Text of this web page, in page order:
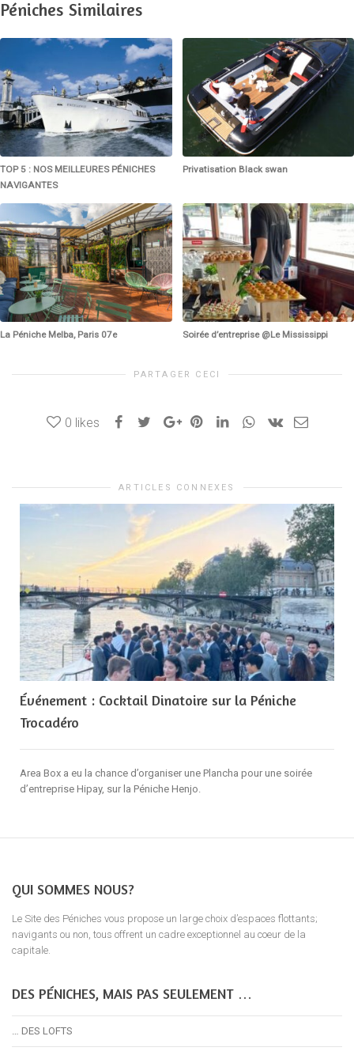
Péniches Similaires
TOP 5 : NOS MEILLEURES PÉNICHES
NAVIGANTES
Privatisation Black swan
La Péniche Melba, Paris 07e Soirée d’entreprise @Le Mississippi
PARTAGER CECI
0 likes
ARTICLES CONNEXES
Événement : Cocktail Dinatoire sur la Péniche
Trocadéro
Area Box a eu la chance d’organiser une Plancha pour une soirée
d’entreprise Hipay, sur la Péniche Henjo.
QUI SOMMES NOUS?
Le Site des Péniches vous propose un large choix d’espaces flottants;
navigants ou non, tous offrent un cadre exceptionnel au coeur de la
capitale.
DES PÉNICHES, MAIS PAS SEULEMENT …
… DES LOFTS